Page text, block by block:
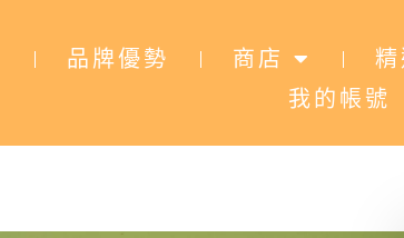
品牌優勢 商店
我的帳號